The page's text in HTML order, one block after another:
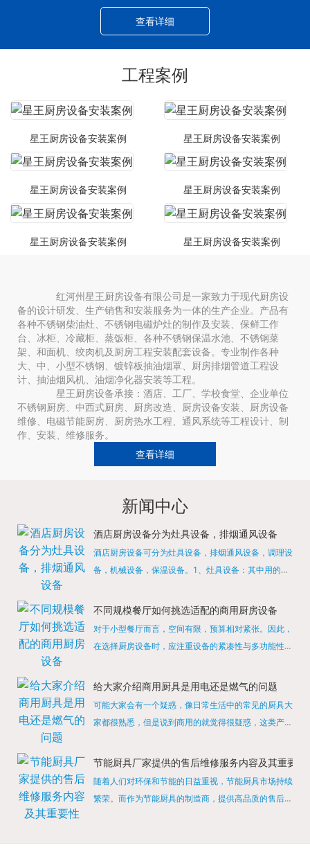
查看详细
工程案例
星王厨房设备安装案例 星王厨房设备安装案例
星王厨房设备安装案例 星王厨房设备安装案例
星王厨房设备安装案例 星王厨房设备安装案例
红河州星王厨房设备有限公司是一家致力于现代厨房设
备的设计研发、生产销售和安装服务为一体的生产企业。产品有
各种不锈钢柴油灶、不锈钢电磁炉灶的制作及安装、保鲜工作
台、冰柜、冷藏柜、蒸饭柜、各种不锈钢保温水池、不锈钢菜
架、和面机、绞肉机及厨房工程安装配套设备。专业制作各种
大、中、小型不锈钢、镀锌板抽油烟罩、厨房排烟管道工程设
计、抽油烟风机、油烟净化器安装等工程。
星王厨房设备承接：酒店、工厂、学校食堂、企业单位
不锈钢厨房、中西式厨房、厨房改造、厨房设备安装、厨房设备
维修、电磁节能厨房、厨房热水工程、通风系统等工程设计、制
作、安装、维修服务。
查看详细
新闻中心
酒店厨房设备分为灶具设备，排烟通风设备
酒店厨房设备可分为灶具设备，排烟通风设备，调理设
备，机械设备，保温设备。1、灶具设备：其中用的较
缺少的，经过相关检测证明的合格设备才能进行使用，
不同规模餐厅如何挑选适配的商用厨房设备
对于小型餐厅而言，空间有限，预算相对紧张。因此，
在选择厨房设备时，应注重设备的紧凑性与多功能性。
烹饪设备，既能节省空间，又能满足多样化的烹饪需
给大家介绍商用厨具是用电还是燃气的问题
可能大家会有一个疑惑，像日常生活中的常见的厨具大
家都很熟悉，但是说到商用的就觉得很疑惑，这类产品
店用的就是商用的吗?还真别说，真被大家猜对了，这
节能厨具厂家提供的售后维修服务内容及其重要性
随着人们对环保和节能的日益重视，节能厨具市场持续
繁荣。而作为节能厨具的制造商，提供高品质的售后维